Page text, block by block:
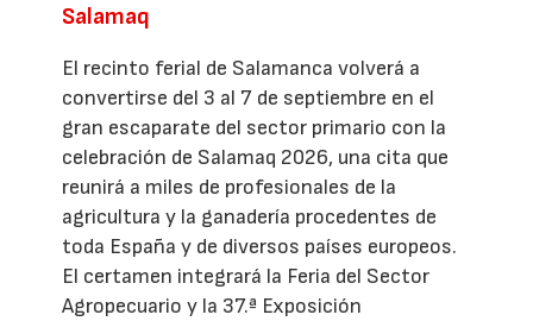
Salamaq
El recinto ferial de Salamanca volverá a
convertirse del 3 al 7 de septiembre en el
gran escaparate del sector primario con la
celebración de Salamaq 2026, una cita que
reunirá a miles de profesionales de la
agricultura y la ganadería procedentes de
toda España y de diversos países europeos.
El certamen integrará la Feria del Sector
Agropecuario y la 37.ª Exposición